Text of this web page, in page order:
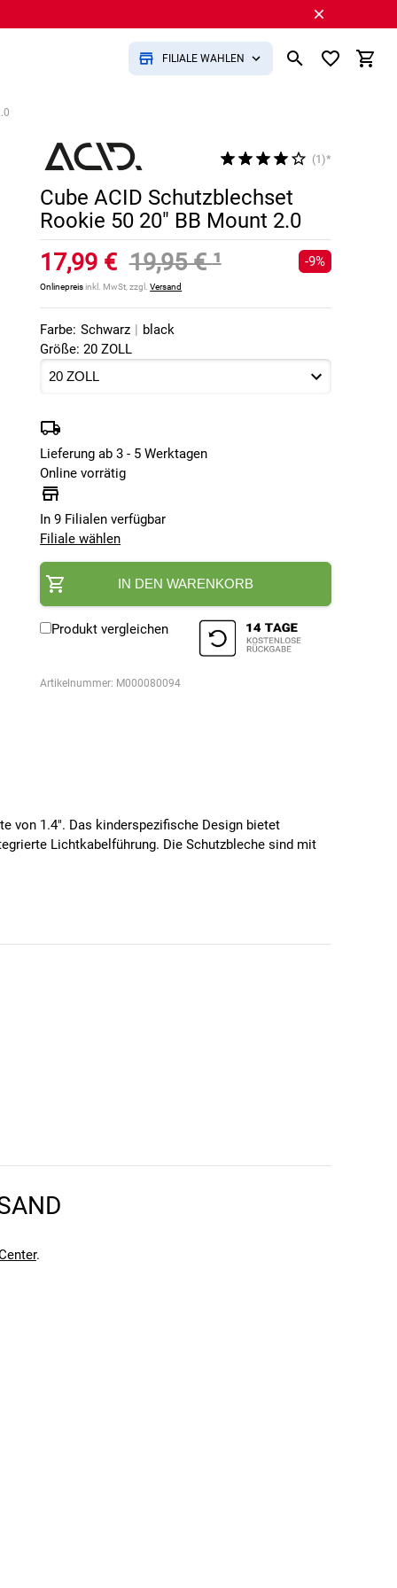
FILIALE WÄHLEN
(1)*
Cube ACID Schutzblechset
Rookie 50 20" BB Mount 2.0
17,99 € 19,95 €¹
Onlinepreisinkl. MwSt, zzgl.Versand
-9%
Farbe: Schwarz | black
Größe: 20 ZOLL
Lieferung ab 3 - 5 Werktagen
Online vorrätig
In 9 Filialen verfügbar
Filiale wählen
IN DEN WARENKORB
Produkt vergleichen
Artikelnummer: M000080094
von 1.4". Das kinderspezifische Design bietet
Lichtkabelführung. Die Schutzbleche sind mit
kann. Einen Fehler gefunden?
.